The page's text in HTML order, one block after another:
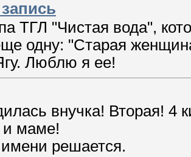
ТГЛ "Чистая вода",
одну: "Старая
Люблю я ее!
внучка! Вторая! 4
и маме!
решается.